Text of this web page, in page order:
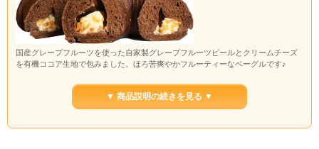
国産グレープフルーツを使った自家製グレープフルーツピールとクリームチーズ
を有機ココア生地で包みました。ほろ苦爽やかフルーティーなベーグルです♪
▼ 商品説明の続きを見る ▼